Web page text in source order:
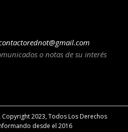
o notas de su interés
Copyright 2023, Todos Los Derechos
desde el 2016